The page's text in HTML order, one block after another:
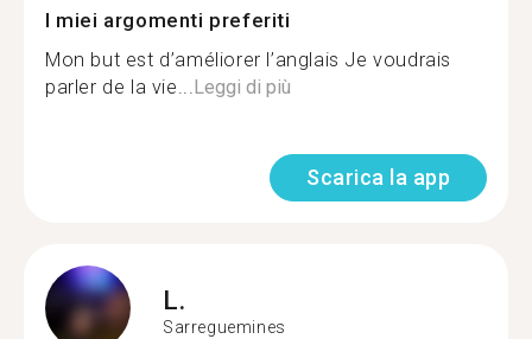
I miei argomenti preferiti
Mon but est d’améliorer l’anglais Je voudrais
parler de la vie...Leggi di più
Scarica la app
L.
Sarreguemines